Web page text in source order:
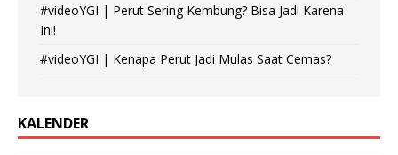
#videoYGI | Perut Sering Kembung? Bisa Jadi Karena
Ini!
#videoYGI | Kenapa Perut Jadi Mulas Saat Cemas?
KALENDER